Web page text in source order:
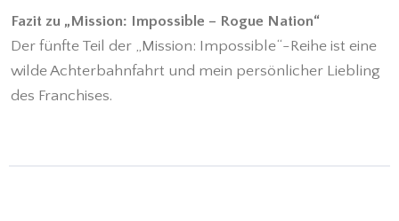
Fazit zu „Mission: Impossible – Rogue Nation“
Der fünfte Teil der „Mission: Impossible“-Reihe ist eine
wilde Achterbahnfahrt und mein persönlicher Liebling
des Franchises.